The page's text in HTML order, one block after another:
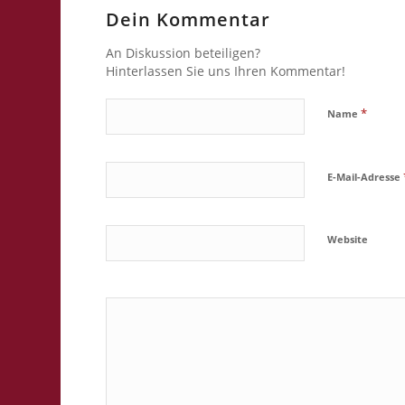
Dein Kommentar
An Diskussion beteiligen?
Hinterlassen Sie uns Ihren Kommentar!
Name*
E-Mail-Adresse
Website